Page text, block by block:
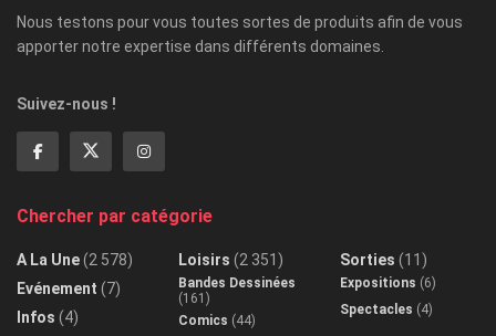
Nous testons pour vous toutes sortes de produits afin de vous
apporter notre expertise dans différents domaines.
Suivez-nous !
Chercher par catégorie
A La Une(2 578)
Evénement (7)
Infos (4)
Loisirs (2 351)
Bandes Dessinées
(161)
Comics (44)
Sorties (11)
Expositions (6)
Spectacles (4)